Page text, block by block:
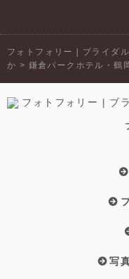
フォトフォリー | ブライダ
か > 鎌倉パークホテル・鶴
写